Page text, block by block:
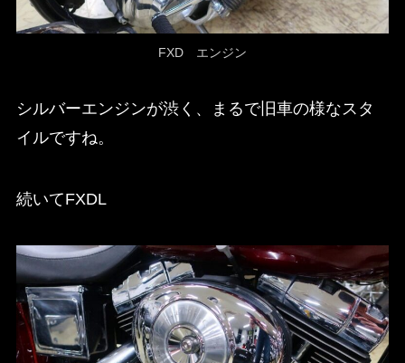
FXD エンジン
シルバーエンジンが渋く、まるで旧車の様なスタ
イルですね。
続いてFXDL